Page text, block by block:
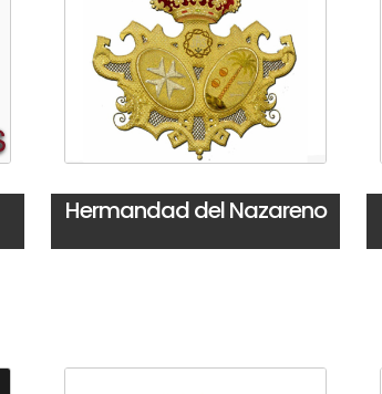
Hermandad del Nazareno